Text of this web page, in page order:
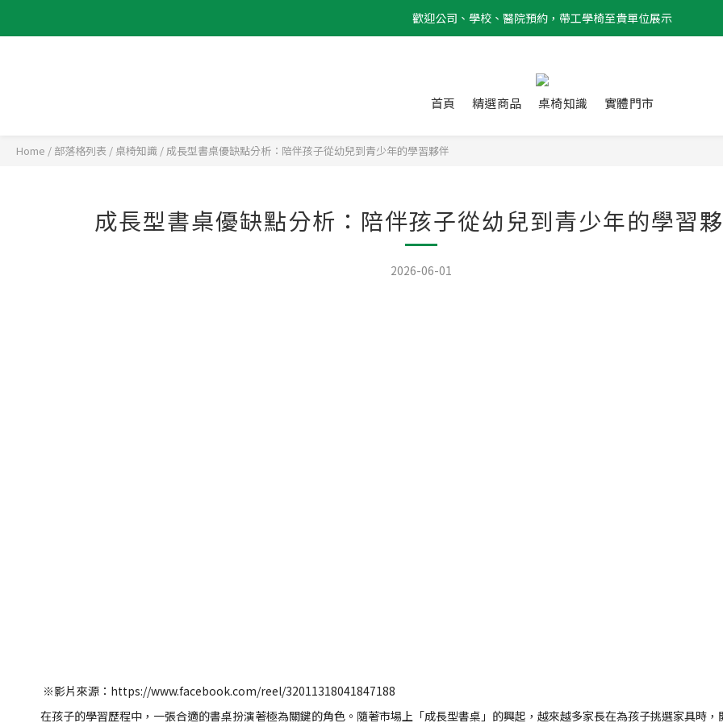
歡迎公司、學校、醫院預約，帶工學椅至貴單位展示
首頁 精選商品 桌椅知識 實體門市
Home / 部落格列表 / 桌椅知識 / 成長型書桌優缺點分析：陪伴孩子從幼兒到青少年的學習夥伴
成長型書桌優缺點分析：陪伴孩子從幼兒到青少年的學習
2026-06-01
※影片來源：https://www.facebook.com/reel/32011318041847188
在孩子的學習歷程中，一張合適的書桌扮演著極為關鍵的角色。隨著市場上「成長型書桌」的興起，越來越多家長在為孩子挑選家具時，